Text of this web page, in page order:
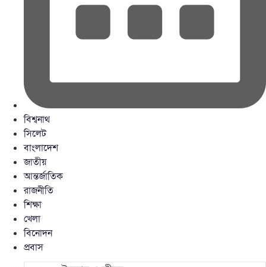
বিশ্বনাথ
সিলেট
বাংলাদেশ
জাতীয়
আন্তর্জাতিক
রাজনীতি
শিক্ষা
খেলা
বিনোদন
প্রবাস